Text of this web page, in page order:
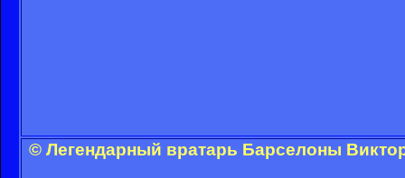
© Легендарный вратарь Барселоны